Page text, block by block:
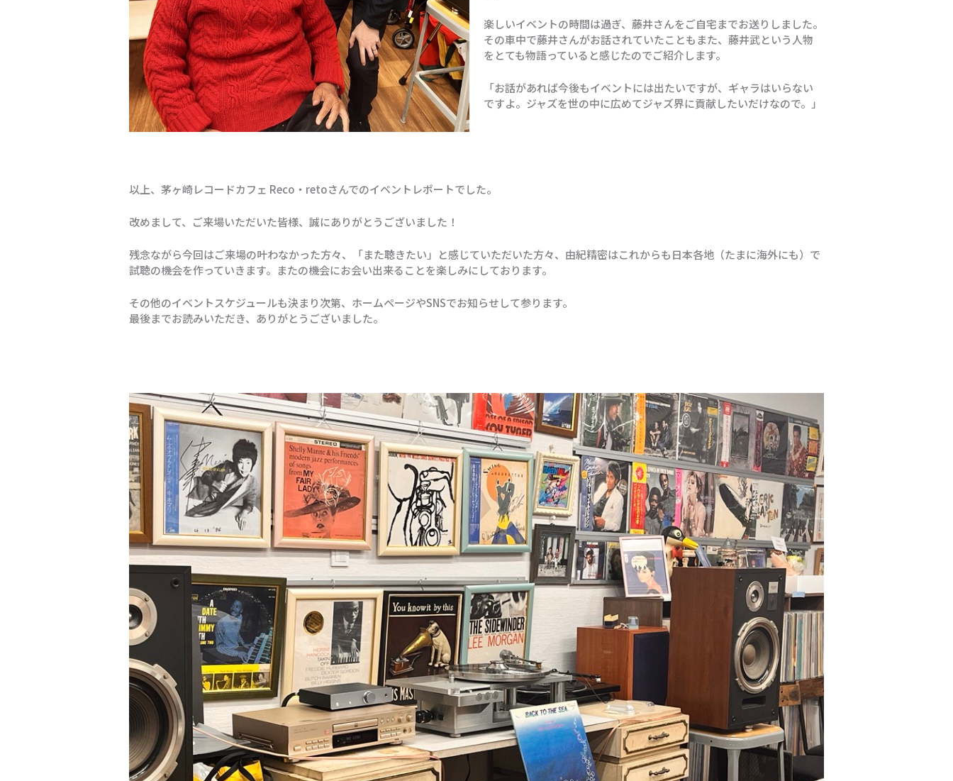
楽しいイベントの時間は過ぎ、藤井さんをご自宅までお送りしました。
その車中で藤井さんがお話されていたこともまた、藤井武という人物
をとても物語っていると感じたのでご紹介します。
「お話があれば今後もイベントには出たいですが、ギャラはいらない
ですよ。ジャズを世の中に広めてジャズ界に貢献したいだけなので。」
以上、茅ヶ崎レコードカフェ Reco・retoさんでのイベントレポートでした。
改めまして、ご来場いただいた皆様、誠にありがとうございました！
残念ながら今回はご来場の叶わなかった方々、「また聴きたい」と感じていただいた方々、由紀精密はこれからも日本各地（たまに海外にも）で
試聴の機会を作っていきます。またの機会にお会い出来ることを楽しみにしております。
その他のイベントスケジュールも決まり次第、ホームページやSNSでお知らせして参ります。
最後までお読みいただき、ありがとうございました。